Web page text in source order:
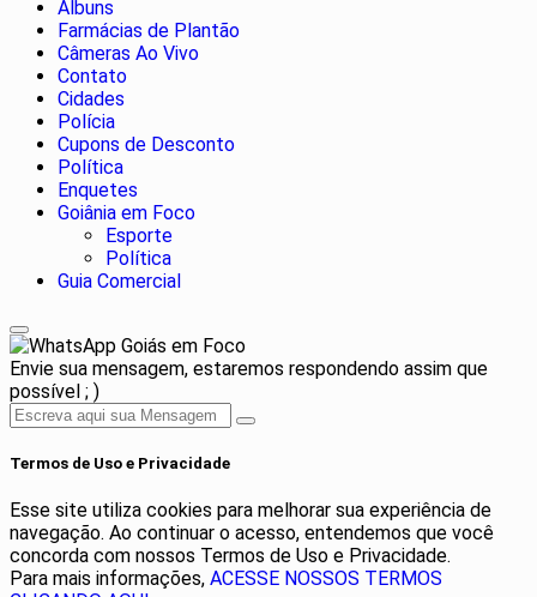
Álbuns
Farmácias de Plantão
Câmeras Ao Vivo
Contato
Cidades
Polícia
Cupons de Desconto
Política
Enquetes
Goiânia em Foco
Esporte
Política
Guia Comercial
Goiás em Foco
Envie sua mensagem, estaremos respondendo assim que
possível ; )
Termos de Uso e Privacidade
Esse site utiliza cookies para melhorar sua experiência de
navegação. Ao continuar o acesso, entendemos que você
concorda com nossos Termos de Uso e Privacidade.
Para mais informações, ACESSE NOSSOS TERMOS